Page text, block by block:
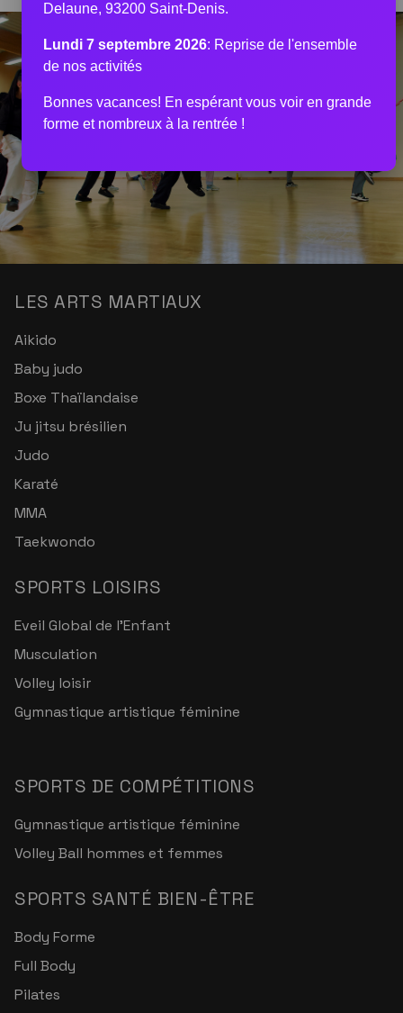
LES ARTS MARTIAUX
Aikido
Baby judo
Boxe Thaïlandaise
Ju jitsu brésilien
Judo
Karaté
MMA
Taekwondo
SPORTS LOISIRS
Eveil Global de l'Enfant
Musculation
Volley loisir
Gymnastique artistique féminine
SPORTS DE COMPÉTITIONS
Gymnastique artistique féminine
Volley Ball hommes et femmes
SPORTS SANTÉ BIEN-ÊTRE
Body Forme
Full Body
Pilates
Delaune, 93200 Saint-Denis.
Lundi 7 septembre 2026: Reprise de l'ensemble
de nos activités
Bonnes vacances! En espérant vous voir en grande
forme et nombreux à la rentrée !